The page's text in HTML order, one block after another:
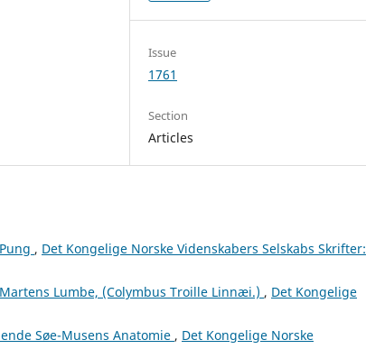
Issue
1761
Section
Articles
, Det Kongelige Norske Videnskabers Selskabs Skrifter:
Lumbe, (Colymbus Troille Linnæi.) , Det Kongelige
Søe-Musens Anatomie , Det Kongelige Norske